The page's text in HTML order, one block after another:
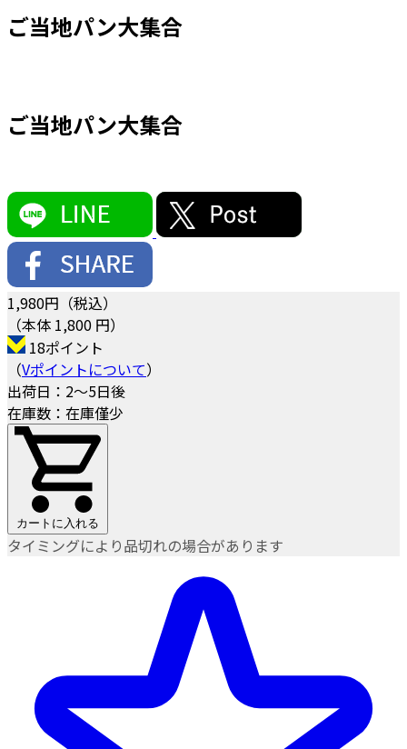
ご当地パン大集合
ご当地パン大集合
1,980円（税込）
（本体 1,800 円）
18ポイント
（Vポイントについて）
出荷日：2～5日後
在庫数：在庫僅少
カートに入れる
タイミングにより品切れの場合があります